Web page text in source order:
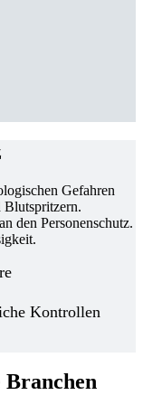
Gefahren
Blutspritzern.
den Personenschutz.
Kontrollen
Branchen